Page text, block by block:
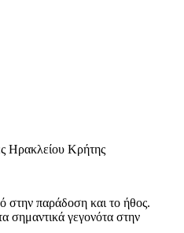
Ηρακλείου Κρήτης
στην παράδοση και το ήθος.
σημαντικά γεγονότα στην